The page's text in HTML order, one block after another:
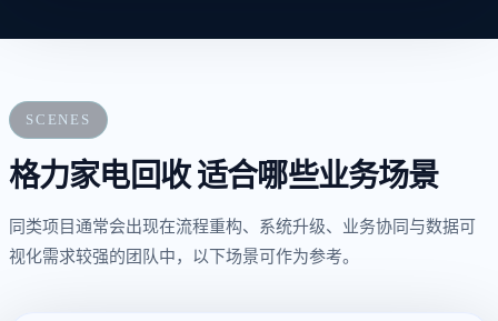
SCENES
格力家电回收 适合哪些业务场景
同类项目通常会出现在流程重构、系统升级、业务协同与数据可
视化需求较强的团队中，以下场景可作为参考。